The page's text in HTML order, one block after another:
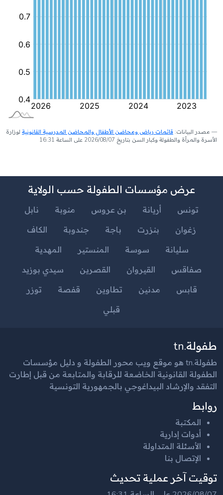
مصدر البيانات: قائمات رياض ومحاضن الأطفال والمحاضن المدرسية القانونية لوزارة
الأسرة والمرأة والطفولة وكبار السن بتاريخ 2026/08/07 على الساعة 16:31
عرض مؤسسات الطفولة حسب الولاية
تونس أريانة بن عروس منوبة
نابل
زغوان
بنزرت باجة جندوبة
الكاف
سليانة
سوسة المنستير
المهدية
صفاقس
القيروان القصرين
سيدي بوزيد
قابس
مدنين تطاوين قفصة
توزر
قبلي
طفولة.tn
طفولة.tn هو موقع ويب محور الطفولة و دليل مؤسسات
الطفولة القانونية الخاضعة للرقابة والمتابعة من قبل إطارت
التفقد والإرشاد البيداغوجي بالجمهورية التونسية
روابط
المكتبة
أدوات إدارية
الأسئلة المتداولة
الإتصال بنا
توقيت آخر عملية تحديث